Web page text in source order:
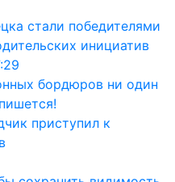
стали победителями
инициатив
бордюров ни один
приступил к